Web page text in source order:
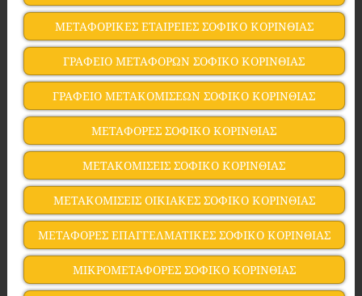
ΜΕΤΑΦΟΡΙΚΕΣ ΕΤΑΙΡΕΙΕΣ ΣΟΦΙΚΟ ΚΟΡΙΝΘΙΑΣ
ΓΡΑΦΕΙΟ ΜΕΤΑΦΟΡΩΝ ΣΟΦΙΚΟ ΚΟΡΙΝΘΙΑΣ
ΓΡΑΦΕΙΟ ΜΕΤΑΚΟΜΙΣΕΩΝ ΣΟΦΙΚΟ ΚΟΡΙΝΘΙΑΣ
ΜΕΤΑΦΟΡΕΣ ΣΟΦΙΚΟ ΚΟΡΙΝΘΙΑΣ
ΜΕΤΑΚΟΜΙΣΕΙΣ ΣΟΦΙΚΟ ΚΟΡΙΝΘΙΑΣ
ΜΕΤΑΚΟΜΙΣΕΙΣ ΟΙΚΙΑΚΕΣ ΣΟΦΙΚΟ ΚΟΡΙΝΘΙΑΣ
ΜΕΤΑΦΟΡΕΣ ΕΠΑΓΓΕΛΜΑΤΙΚΕΣ ΣΟΦΙΚΟ ΚΟΡΙΝΘΙΑΣ
ΜΙΚΡΟΜΕΤΑΦΟΡΕΣ ΣΟΦΙΚΟ ΚΟΡΙΝΘΙΑΣ